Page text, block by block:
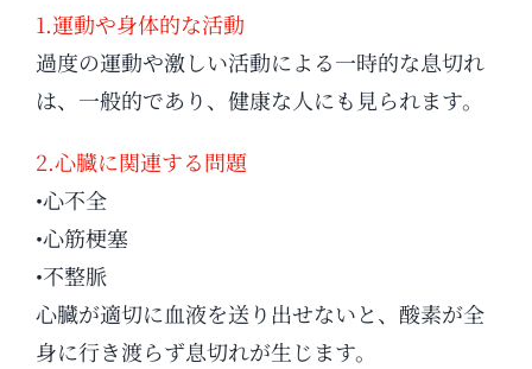
1.運動や身体的な活動
過度の運動や激しい活動による一時的な息切れ
は、一般的であり、健康な人にも見られます。
2.心臓に関連する問題
•心不全
•心筋梗塞
•不整脈
心臓が適切に血液を送り出せないと、酸素が全
身に行き渡らず息切れが生じます。